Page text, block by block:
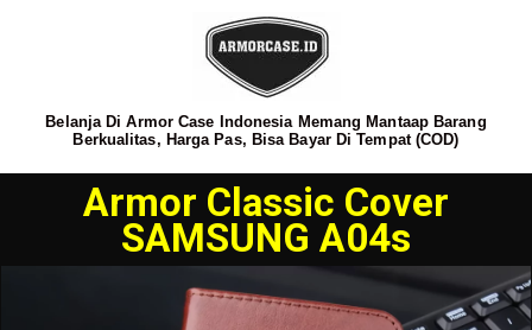
Belanja Di Armor Case Indonesia Memang Mantaap Barang
Berkualitas, Harga Pas, Bisa Bayar Di Tempat (COD)
Armor Classic Cover
SAMSUNG A04s